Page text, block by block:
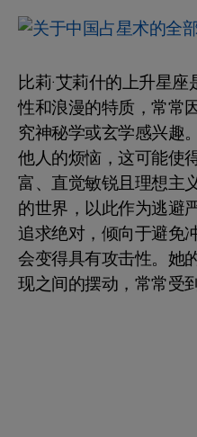
比莉·艾莉什的上升星
性和浪漫的特质，常常
究神秘学或玄学感兴趣
他人的烦恼，这可能使
富、直觉敏锐且理想主
的世界，以此作为逃避
追求绝对，倾向于避免
会变得具有攻击性。她
现之间的摆动，常常受